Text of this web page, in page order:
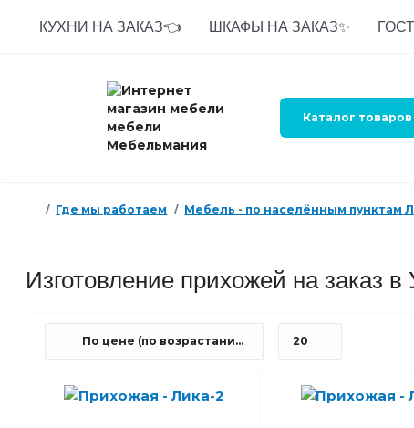
КУХНИ НА ЗАКАЗ👈 ШКАФЫ НА ЗАКАЗ✨
Каталог товаров
Где мы работаем Мебель - по населённым пунктам
Изготовление прихожей на заказ в